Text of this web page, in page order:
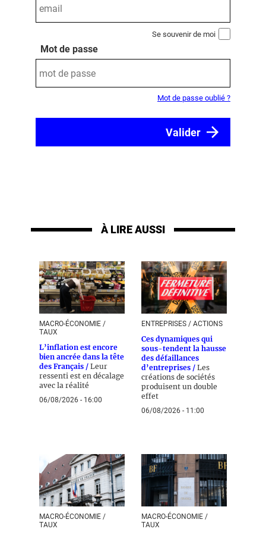
Se souvenir de moi
Mot de passe
Mot de passe oublié ?
À LIRE AUSSI
MACRO-ÉCONOMIE /
TAUX
L’inflation est encore
bien ancrée dans la tête
des Français / Leur
ressenti est en décalage
avec la réalité
06/08/2026 - 16:00
ENTREPRISES / ACTIONS
Ces dynamiques qui
sous-tendent la hausse
des défaillances
d’entreprises / Les
créations de sociétés
produisent un double
effet
06/08/2026 - 11:00
MACRO-ÉCONOMIE /
TAUX
MACRO-ÉCONOMIE /
TAUX